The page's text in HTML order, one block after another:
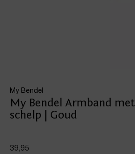
My Bendel
My Bendel Armband met
schelp | Goud
39,95